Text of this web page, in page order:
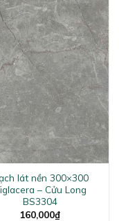
lát nền 300×300
– Cửu Long
BS3304
160,000₫